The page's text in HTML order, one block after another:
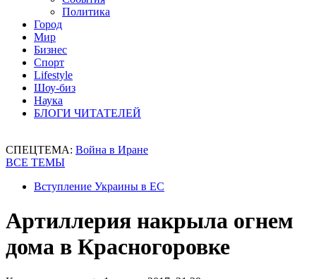
Политика
Город
Мир
Бизнес
Спорт
Lifestyle
Шоу-биз
Наука
БЛОГИ ЧИТАТЕЛЕЙ
СПЕЦТЕМА: Война в Иране
ВСЕ ТЕМЫ
Вступление Украины в ЕС
Артиллерия накрыла огнем
дома в Красногоровке